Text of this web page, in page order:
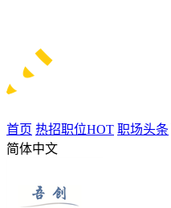
首页 热招职位HOT 职场头条
简体中文